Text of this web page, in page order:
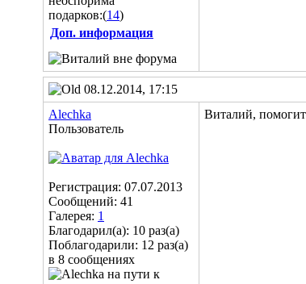
подарков:(14)
Доп. информация
08.12.2014, 17:15
Alechka
Пользователь
Регистрация: 07.07.2013
Сообщений: 41
Галерея: 1
Благодарил(а): 10 раз(а)
Поблагодарили: 12 раз(а)
в 8 сообщениях
Виталий,